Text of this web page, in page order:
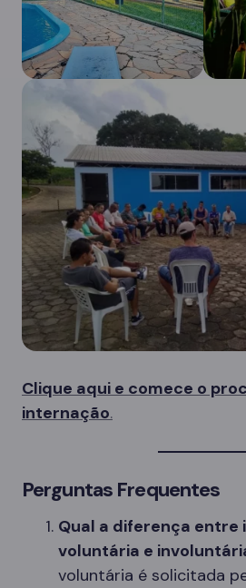
Clique aqui e comece o
internação.
Perguntas Frequentes
Qual a diferença entre
voluntária e
voluntária é solicitada